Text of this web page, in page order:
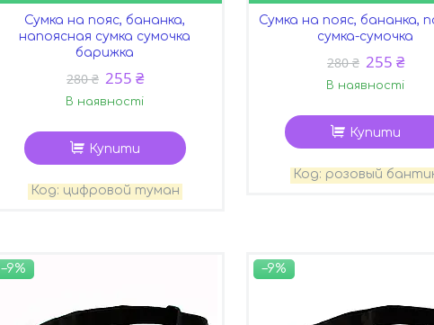
Сумка на пояс, бананка,
напоясная сумка сумочка
барижка
280 ₴ 255 ₴
В наявності
Купити
цифровой туман
Сумка на пояс, бананка,
сумка-сумочка
280 ₴ 255 ₴
В наявності
Купити
розовый
–9% –9%